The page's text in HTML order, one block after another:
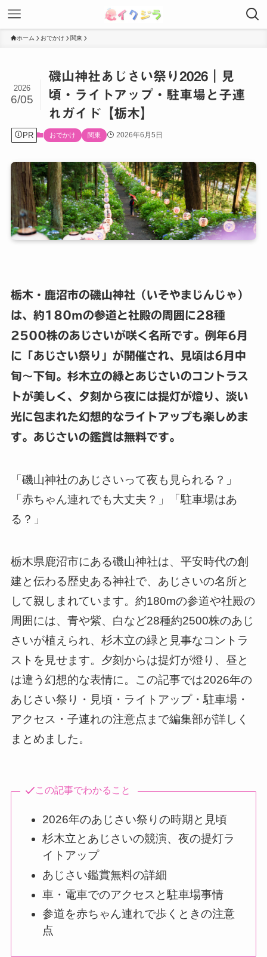
ホーム おでかけ 関東
磯山神社あじさい祭り2026｜見
頃・ライトアップ・駐車場と子連
れガイド【栃木】
2026
6/05
PR おでかけ 関東 2026年6月5日
栃木・鹿沼市の磯山神社（いそやまじんじゃ）
は、約180mの参道と社殿の周囲に28種
2500株のあじさいが咲く名所です。例年6月
に「あじさい祭り」が開催され、見頃は6月中
旬〜下旬。杉木立の緑とあじさいのコントラス
トが美しく、夕刻から夜には提灯が燈り、淡い
光に包まれた幻想的なライトアップも楽しめま
す。あじさいの鑑賞は無料です。
「磯山神社のあじさいって夜も見られる？」
「赤ちゃん連れでも大丈夫？」「駐車場はあ
る？」
栃木県鹿沼市にある磯山神社は、平安時代の創
建と伝わる歴史ある神社で、あじさいの名所と
して親しまれています。約180mの参道や社殿の
周囲には、青や紫、白など28種約2500株のあじ
さいが植えられ、杉木立の緑と見事なコントラ
ストを見せます。夕刻からは提灯が燈り、昼と
は違う幻想的な表情に。この記事では2026年の
あじさい祭り・見頃・ライトアップ・駐車場・
アクセス・子連れの注意点まで編集部が詳しく
まとめました。
この記事でわかること
2026年のあじさい祭りの時期と見頃
杉木立とあじさいの競演、夜の提灯ラ
イトアップ
あじさい鑑賞無料の詳細
車・電車でのアクセスと駐車場事情
参道を赤ちゃん連れで歩くときの注意
点